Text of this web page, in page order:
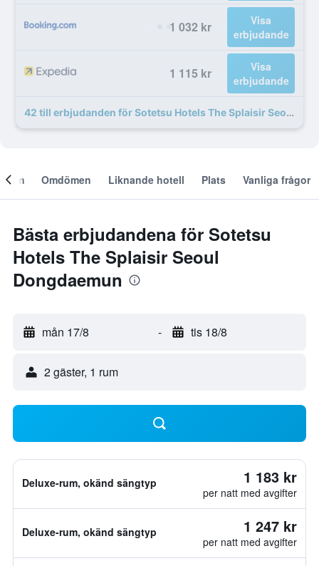
1 032 kr
Visa
erbjudande
1 115 kr
Visa
erbjudande
42 till erbjudanden för Sotetsu Hotels The Splaisir Seoul Dongdaemun
Om Omdömen Liknande hotell Plats Vanliga frågor
Bästa erbjudandena för Sotetsu
Hotels The Splaisir Seoul
Dongdaemun
mån 17/8 - tis 18/8
2 gäster, 1 rum
Deluxe-rum, okänd sängtyp 1 183 kr
per natt med avgifter
Deluxe-rum, okänd sängtyp 1 247 kr
per natt med avgifter